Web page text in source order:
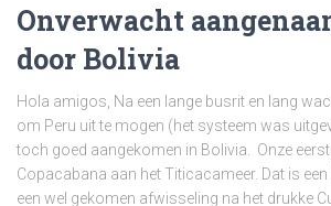
Onverwacht
door Bolivia
Hola amigos, Na een lange busrit en lang
om Peru uit te mogen (het systeem was
toch goed aangekomen in Bolivia. Onze
Copacabana aan het Titicacameer. Dat is
een wel gekomen afwisseling na het drukke